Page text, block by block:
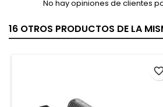
No hay opiniones de clientes
16 OTROS PRODUCTOS DE LA